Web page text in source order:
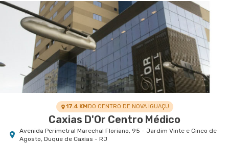
17.4 KMDO CENTRO DE NOVA IGUAÇU
Caxias D'Or Centro Médico
Avenida Perimetral Marechal Floriano, 95 - Jardim Vinte e Cinco de
Agosto, Duque de Caxias - RJ